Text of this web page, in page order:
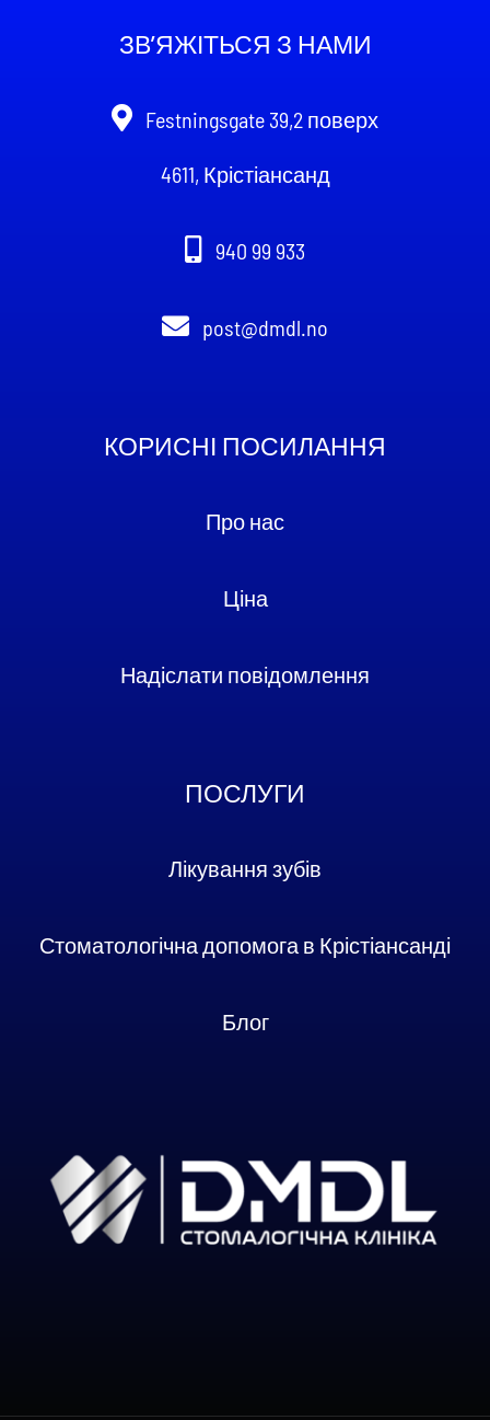
ЗВ’ЯЖІТЬСЯ З НАМИ
Festningsgate 39,2 поверх
4611, Крістіансанд
940 99 933
post@dmdl.no
КОРИСНІ ПОСИЛАННЯ
Про нас
Ціна
Надіслати повідомлення
ПОСЛУГИ
Лікування зубів
Стоматологічна допомога в Крістіансанді
Блог